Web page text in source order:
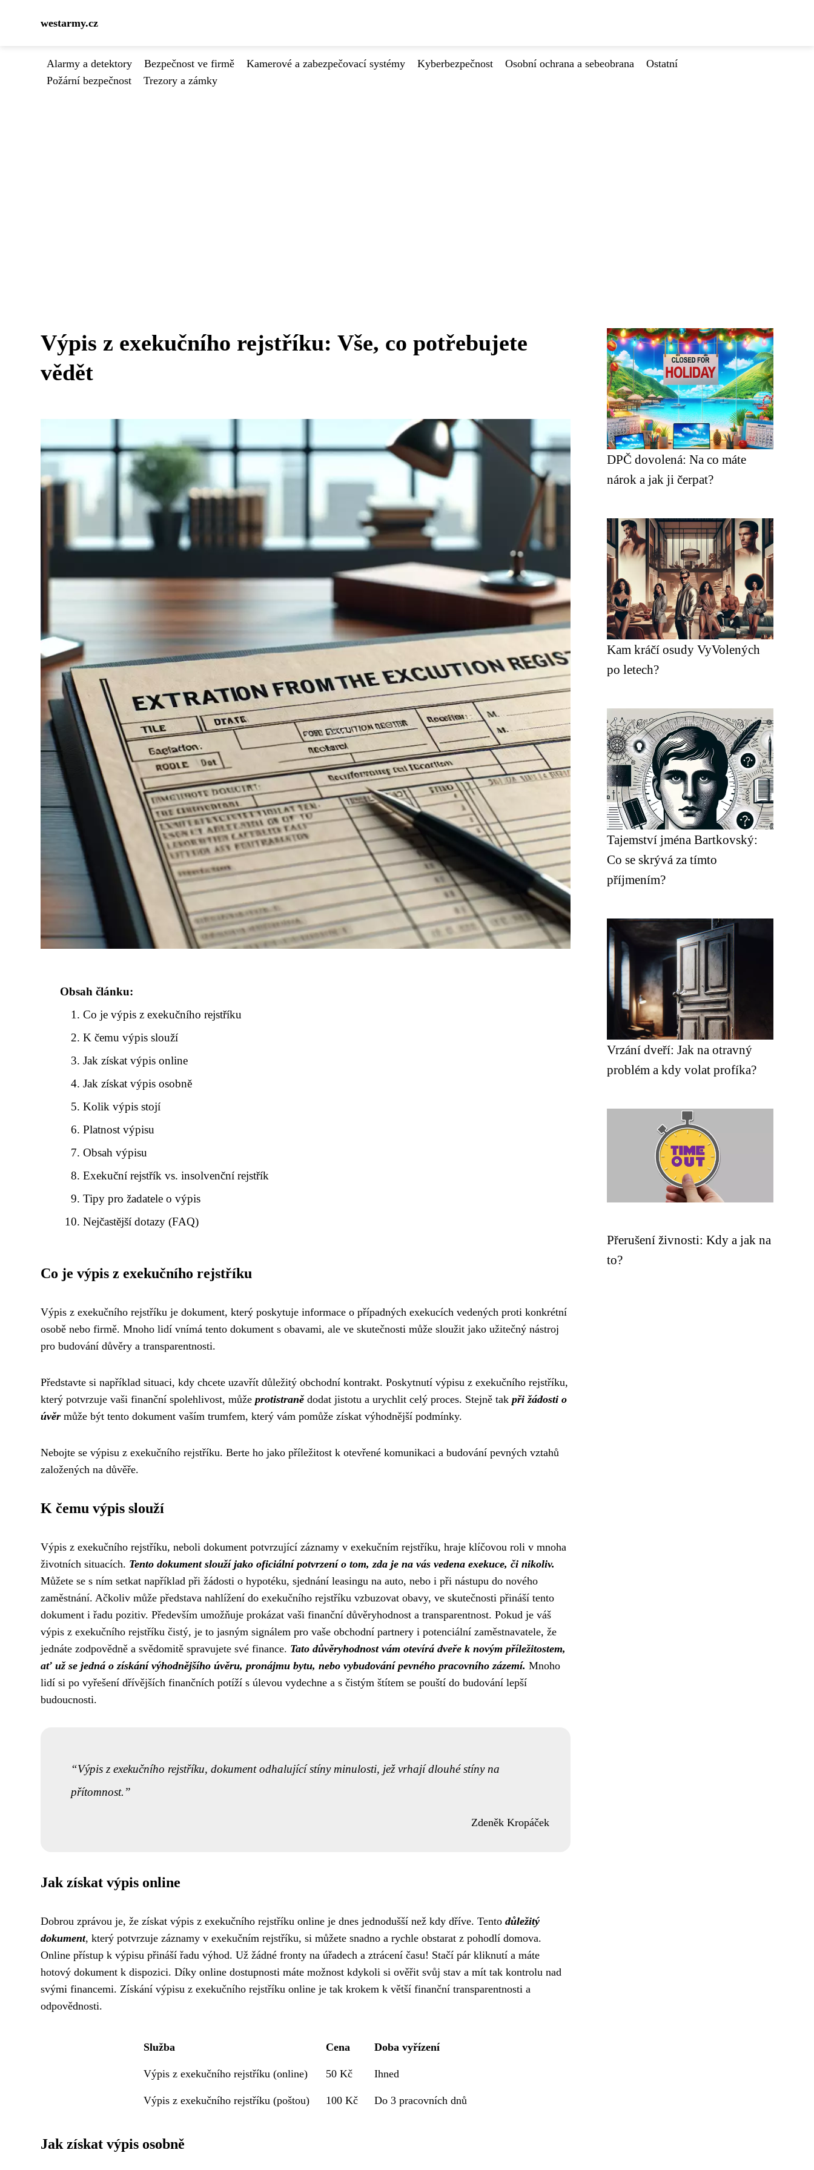
westarmy.cz
Alarmy a detektory Bezpečnost ve firmě Kamerové a zabezpečovací systémy Kyberbezpečnost Osobní ochrana a sebeobrana
Ostatní
Požární bezpečnost
Trezory a zámky
Výpis z exekučního rejstříku: Vše, co potřebujete
vědět
Obsah článku:
Co je výpis z exekučního rejstříku
K čemu výpis slouží
Jak získat výpis online
Jak získat výpis osobně
Kolik výpis stojí
Platnost výpisu
Obsah výpisu
Exekuční rejstřík vs. insolvenční rejstřík
Tipy pro žadatele o výpis
Nejčastější dotazy (FAQ)
Co je výpis z exekučního rejstříku
Výpis z exekučního rejstříku je dokument, který poskytuje informace o případných exekucích vedených proti konkrétní
osobě nebo firmě. Mnoho lidí vnímá tento dokument s obavami, ale ve skutečnosti může sloužit jako užitečný nástroj
pro budování důvěry a transparentnosti.
Představte si například situaci, kdy chcete uzavřít důležitý obchodní kontrakt. Poskytnutí výpisu z exekučního rejstříku,
který potvrzuje vaši finanční spolehlivost, může protistranědodat jistotu a urychlit celý proces. Stejně tak při žádosti o
úvěr může být tento dokument vaším trumfem, který vám pomůže získat výhodnější podmínky.
Nebojte se výpisu z exekučního rejstříku. Berte ho jako příležitost k otevřené komunikaci a budování pevných vztahů
založených na důvěře.
K čemu výpis slouží
Výpis z exekučního rejstříku, neboli dokument potvrzující záznamy v exekučním rejstříku, hraje klíčovou roli v mnoha
životních situacích. Tento dokument slouží jako oficiální potvrzení o tom, zda je na vás vedena exekuce, či nikoliv.
Můžete se s ním setkat například při žádosti o hypotéku, sjednání leasingu na auto, nebo i při nástupu do nového
zaměstnání. Ačkoliv může představa nahlížení do exekučního rejstříku vzbuzovat obavy, ve skutečnosti přináší tento
dokument i řadu pozitiv. Především umožňuje prokázat vaši finanční důvěryhodnost a transparentnost. Pokud je váš
výpis z exekučního rejstříku čistý, je to jasným signálem pro vaše obchodní partnery i potenciální zaměstnavatele, že
jednáte zodpovědně a svědomitě spravujete své finance. Tato důvěryhodnost vám otevírá dveře k novým příležitostem,
ať už se jedná o získání výhodnějšího úvěru, pronájmu bytu, nebo vybudování pevného pracovního zázemí. Mnoho
lidí si po vyřešení dřívějších finančních potíží s úlevou vydechne a s čistým štítem se pouští do budování lepší
budoucnosti.
Výpis z exekučního rejstříku, dokument odhalující stíny minulosti, jež vrhají dlouhé stíny na
přítomnost.
Zdeněk Kropáček
Jak získat výpis online
Dobrou zprávou je, že získat výpis z exekučního rejstříku online je dnes jednodušší než kdy dříve. Tento důležitý
dokument, který potvrzuje záznamy v exekučním rejstříku, si můžete snadno a rychle obstarat z pohodlí domova.
Online přístup k výpisu přináší řadu výhod. Už žádné fronty na úřadech a ztrácení času! Stačí pár kliknutí a máte
hotový dokument k dispozici. Díky online dostupnosti máte možnost kdykoli si ověřit svůj stav a mít tak kontrolu nad
svými financemi. Získání výpisu z exekučního rejstříku online je tak krokem k větší finanční transparentnosti a
odpovědnosti.
Služba Cena Doba vyřízení
Výpis z exekučního rejstříku (online) 50 Kč Ihned
Výpis z exekučního rejstříku (poštou) 100 Kč Do 3 pracovních dnů
Jak získat výpis osobně
DPČ dovolená: Na co máte
nárok a jak ji čerpat?
Kam kráčí osudy VyVolených
po letech?
Tajemství jména Bartkovský:
Co se skrývá za tímto
příjmením?
Vrzání dveří: Jak na otravný
problém a kdy volat profíka?
Přerušení živnosti: Kdy a jak na
to?